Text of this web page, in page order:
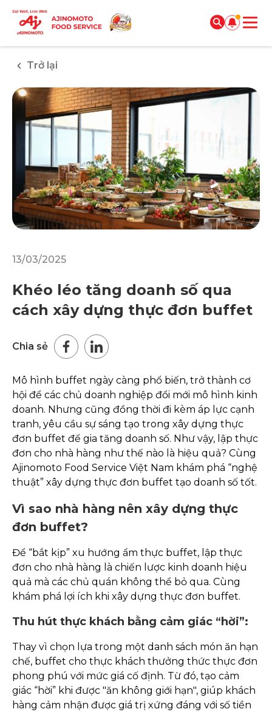
Trở lại
13/03/2025
Khéo léo tăng doanh số qua
cách xây dựng thực đơn buffet
Chia sẻ
Mô hình buffet ngày càng phổ biến, trở thành cơ
hội để các chủ doanh nghiệp đổi mới mô hình kinh
doanh. Nhưng cũng đồng thời đi kèm áp lực cạnh
tranh, yêu cầu sự sáng tạo trong xây dựng thực
đơn buffet để gia tăng doanh số. Như vậy, lập thực
đơn cho nhà hàng như thế nào là hiệu quả? Cùng
Ajinomoto Food Service Việt Nam khám phá “nghệ
thuật” xây dựng thực đơn buffet tạo doanh số tốt.
Vì sao nhà hàng nên xây dựng thực
đơn buffet?
Để “bắt kịp” xu hướng ẩm thực buffet, lập thực
đơn cho nhà hàng là chiến lược kinh doanh hiệu
quả mà các chủ quán không thể bỏ qua. Cùng
khám phá lợi ích khi xây dựng thực đơn buffet.
Thu hút thực khách bằng cảm giác “hời”:
Thay vì chọn lựa trong một danh sách món ăn hạn
chế, buffet cho thực khách thưởng thức thực đơn
phong phú với mức giá cố định. Từ đó, tạo cảm
giác “hời” khi được "ăn không giới hạn", giúp khách
hàng cảm nhận được giá trị xứng đáng với số tiền